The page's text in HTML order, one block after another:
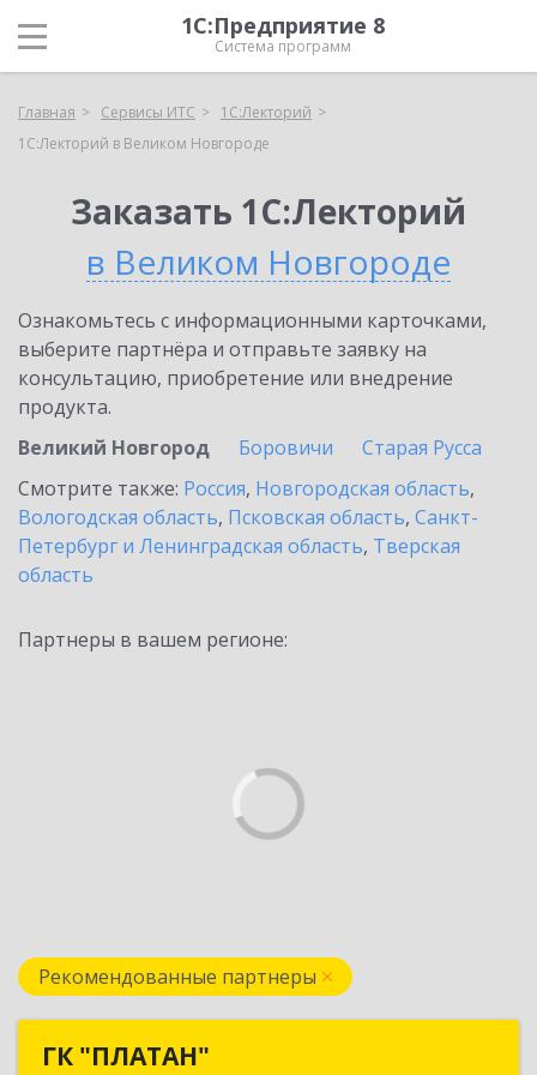
1С:Предприятие 8
Система программ
Главная Сервисы ИТС
1С:Лекторий
1С:Лекторий в Великом Новгороде
Заказать 1С:Лекторий
в Великом Новгороде
Ознакомьтесь с информационными карточками,
выберите партнёра и отправьте заявку на
консультацию, приобретение или внедрение
продукта.
Великий Новгород
Боровичи
Старая Русса
Смотрите также: Россия, Новгородская область,
Вологодская область, Псковская область, Санкт-
Петербург и Ленинградская область, Тверская
область
Партнеры в вашем регионе:
Рекомендованные партнеры
ГК "ПЛАТАН"